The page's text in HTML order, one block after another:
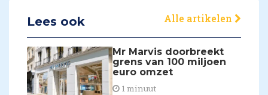
Lees ook Alle artikelen
Mr Marvis doorbreekt
grens van 100 miljoen
euro omzet
1 minuut